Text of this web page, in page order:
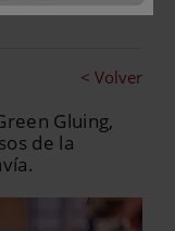
< Volver
Gluing,
de la